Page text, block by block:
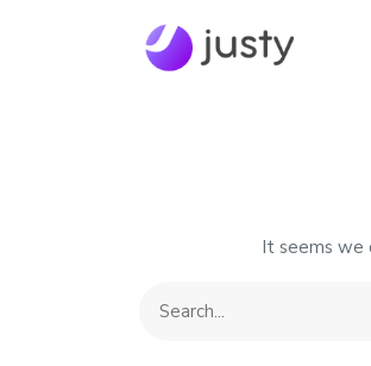
It seems we